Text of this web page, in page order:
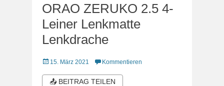
ORAO ZERUKO 2.5 4-
Leiner Lenkmatte
Lenkdrache
Veröffentlicht
15. März 2021 Kommentieren
📤 BEITRAG TEILEN